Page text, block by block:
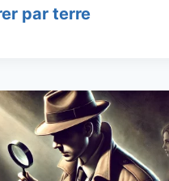
par terre